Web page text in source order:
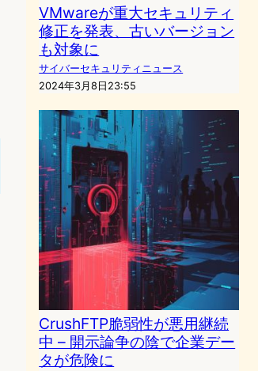
VMwareが重大セキュリティ
修正を発表、古いバージョン
も対象に
サイバーセキュリティニュース
2024年3月8日23:55
CrushFTP脆弱性が悪用継続
中 – 開示論争の陰で企業デー
タが危険に